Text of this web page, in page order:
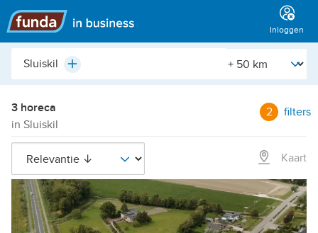
Hoofdmenu
Inloggen
Plaats,
etc.
Plus [Straal]
3 horeca
in Sluiskil
2 filters
Kaart